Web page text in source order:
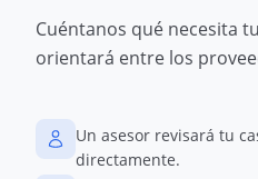
Cuéntanos qué necesita
orientará entre los
Un asesor revisará tu
directamente.